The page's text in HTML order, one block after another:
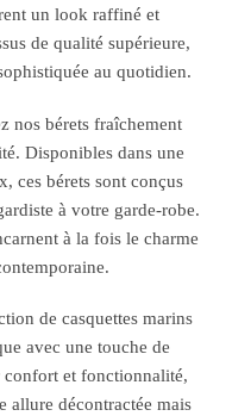
un look raffiné et
de qualité supérieure,
au quotidien.
nos bérets fraîchement
Disponibles dans une
ces bérets sont conçus
à votre garde-robe.
à la fois le charme
de casquettes marins
avec une touche de
et fonctionnalité,
allure décontractée mais